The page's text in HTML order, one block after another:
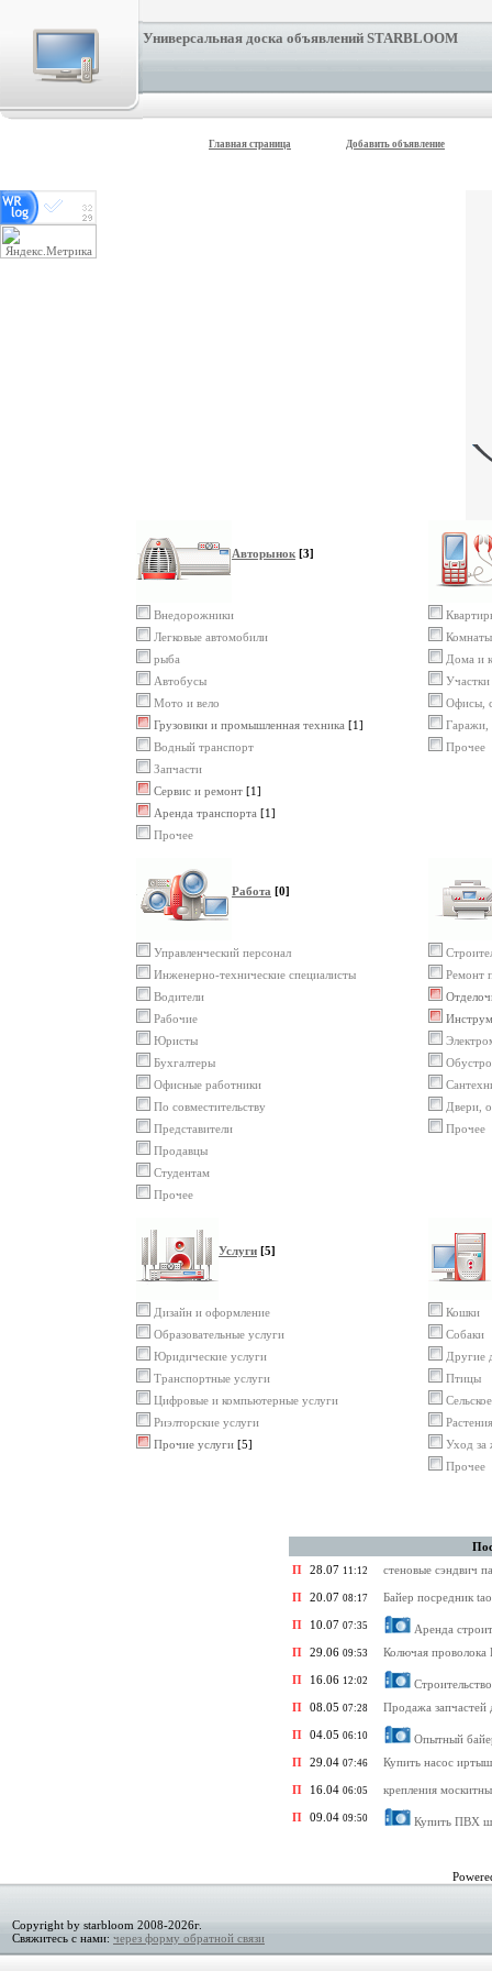
Универсальная доска объявлений STARBLOOM
Главная страница Добавить объявление
Авторынок [3]
Внедорожники
Легковые автомобили
рыба
Автобусы
Мото и вело
Грузовики и промышленная техника [1]
Водный транспорт
Запчасти
Сервис и ремонт [1]
Аренда транспорта [1]
Прочее
Комнаты
Дома и
Участки
Офисы,
Гаражи,
Прочее
Работа [0]
Управленческий персонал
Инженерно-технические специалисты
Водители
Рабочие
Юристы
Бухгалтеры
Офисные работники
По совместительству
Представители
Продавцы
Студентам
Прочее
Ремонт
Двери,
Прочее
Услуги [5]
Дизайн и оформление
Образовательные услуги
Юридические услуги
Транспортные услуги
Цифровые и компьютерные услуги
Риэлторские услуги
Прочие услуги [5]
Кошки
Собаки
Другие
Птицы
Растения
Уход за
Прочее
П 28.07 11:12 стеновые сэндвич
П 20.07 08:17 Байер посредник
П 10.07 07:35
Аренда
П 29.06 09:53 Колючая проволока
П 16.06 12:02
П 08.05 07:28 Продажа запчастей
П 04.05 06:10
Опытный
П 29.04 07:46 Купить насос
П 16.04 06:05 крепления
П 09.04 09:50 Купить ПВХ
Copyright by starbloom 2008-2026г.
Свяжитесь с нами: через форму обратной связи